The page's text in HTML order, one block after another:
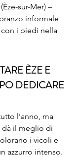
sur-Mer) –
informale
i piedi nella
ÈZE E
DEDICARE
l’anno, ma
dà il meglio di
i vicoli e
azzurro intenso.